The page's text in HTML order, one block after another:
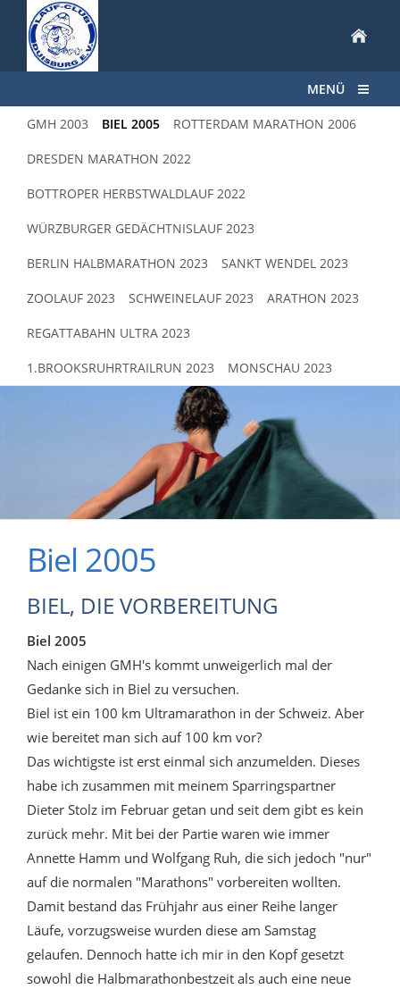
MENÜ
GMH 2003 BIEL 2005 ROTTERDAM MARATHON 2006
DRESDEN MARATHON 2022
BOTTROPER HERBSTWALDLAUF 2022
WÜRZBURGER GEDÄCHTNISLAUF 2023
BERLIN HALBMARATHON 2023 SANKT WENDEL 2023
ZOOLAUF 2023 SCHWEINELAUF 2023 ARATHON 2023
REGATTABAHN ULTRA 2023
1.BROOKSRUHRTRAILRUN 2023 MONSCHAU 2023
Biel 2005
BIEL, DIE VORBEREITUNG
Biel 2005
Nach einigen GMH's kommt unweigerlich mal der
Gedanke sich in Biel zu versuchen.
Biel ist ein 100 km Ultramarathon in der Schweiz. Aber
wie bereitet man sich auf 100 km vor?
Das wichtigste ist erst einmal sich anzumelden. Dieses
habe ich zusammen mit meinem Sparringspartner
Dieter Stolz im Februar getan und seit dem gibt es kein
zurück mehr. Mit bei der Partie waren wie immer
Annette Hamm und Wolfgang Ruh, die sich jedoch "nur"
auf die normalen "Marathons" vorbereiten wollten.
Damit bestand das Frühjahr aus einer Reihe langer
Läufe, vorzugsweise wurden diese am Samstag
gelaufen. Dennoch hatte ich mir in den Kopf gesetzt
sowohl die Halbmarathonbestzeit als auch eine neue